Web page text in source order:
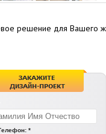
решение для Вашего
*